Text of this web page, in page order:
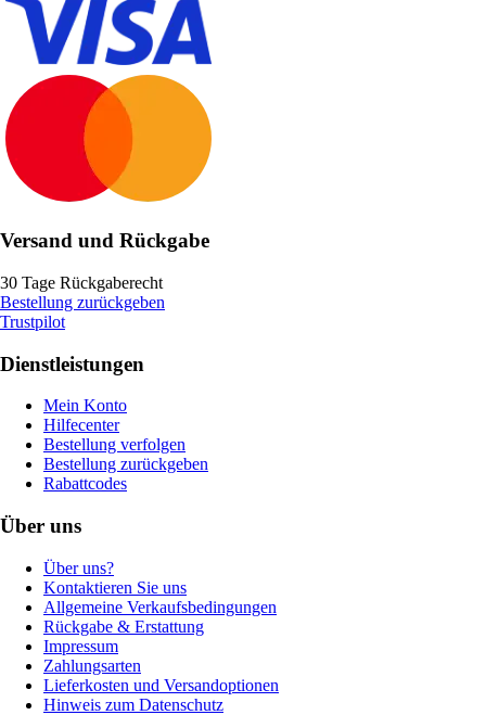
Versand und Rückgabe
30 Tage Rückgaberecht
Bestellung zurückgeben
Trustpilot
Dienstleistungen
Mein Konto
Hilfecenter
Bestellung verfolgen
Bestellung zurückgeben
Rabattcodes
Über uns
Über uns?
Kontaktieren Sie uns
Allgemeine Verkaufsbedingungen
Rückgabe & Erstattung
Impressum
Zahlungsarten
Lieferkosten und Versandoptionen
Hinweis zum Datenschutz